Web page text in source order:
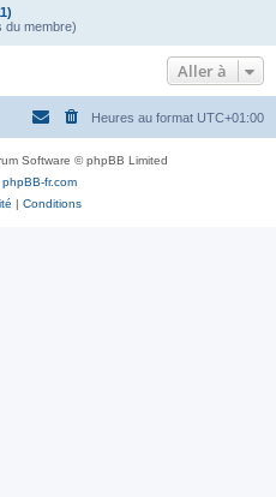
du membre)
Aller à
Heures au format UTC+01:00
Software © phpBB Limited
phpBB-fr.com
| Conditions